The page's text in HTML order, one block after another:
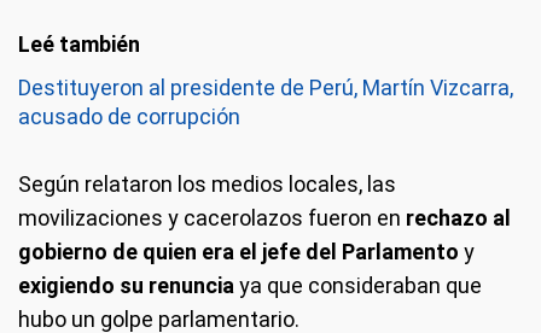
Destituyeron al presidente de Perú, Martín Vizcarra,
acusado de corrupción
Según relataron los medios locales, las
movilizaciones y cacerolazos fueron en rechazo al
gobierno de quien era el jefe del Parlamento y
exigiendo su renuncia ya que consideraban que
hubo un golpe parlamentario.